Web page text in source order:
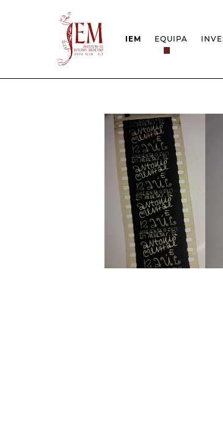
IEM
DOCUMENTAÇÃO
PROJETO
RELATÓRIOS FCT
QUESTÕES DE
EQUIPA